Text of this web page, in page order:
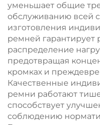
уменьшает общие
обслуживанию всей
изготовления
ремней гарантирует
распределение
предотвращая
кромках и
Качественные
ремни работают
способствует
соблюдению